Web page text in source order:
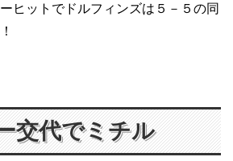
ヒットでドルフィンズは５－５の同
交代でミチル